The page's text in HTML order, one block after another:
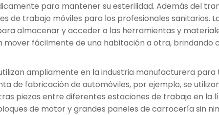
para mantener su esterilidad. Además del
de trabajo móviles para los profesionales sanitarios.
almacenar y acceder a las herramientas y
mover fácilmente de una habitación a otra,
ampliamente en la industria manufacturera
de fabricación de automóviles, por ejemplo, se
piezas entre diferentes estaciones de trabajo en la
de motor y grandes paneles de carrocería sin